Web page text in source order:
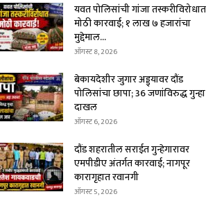
यवत पोलिसांची गांजा तस्करीविरोधात
मोठी कारवाई; १ लाख ७ हजारांचा
मुद्देमाल...
ऑगस्ट 8, 2026
बेकायदेशीर जुगार अड्ड्यावर दौंड
पोलिसांचा छापा; 36 जणांविरुद्ध गुन्हा
दाखल
ऑगस्ट 6, 2026
दौंड शहरातील सराईत गुन्हेगारावर
एमपीडीए अंतर्गत कारवाई; नागपूर
कारागृहात रवानगी
ऑगस्ट 5, 2026